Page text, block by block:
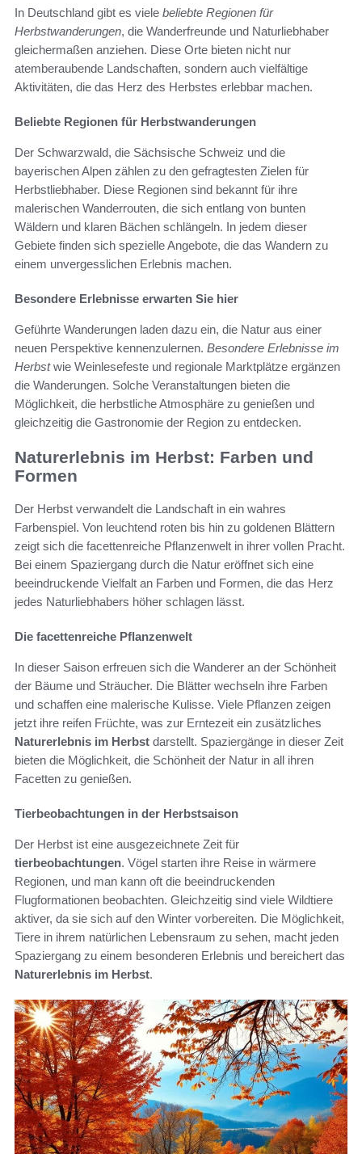
In Deutschland gibt es viele beliebte Regionen für
Herbstwanderungen, die Wanderfreunde und Naturliebhaber
gleichermaßen anziehen. Diese Orte bieten nicht nur
atemberaubende Landschaften, sondern auch vielfältige
Aktivitäten, die das Herz des Herbstes erlebbar machen.
Beliebte Regionen für Herbstwanderungen
Der Schwarzwald, die Sächsische Schweiz und die
bayerischen Alpen zählen zu den gefragtesten Zielen für
Herbstliebhaber. Diese Regionen sind bekannt für ihre
malerischen Wanderrouten, die sich entlang von bunten
Wäldern und klaren Bächen schlängeln. In jedem dieser
Gebiete finden sich spezielle Angebote, die das Wandern zu
einem unvergesslichen Erlebnis machen.
Besondere Erlebnisse erwarten Sie hier
Geführte Wanderungen laden dazu ein, die Natur aus einer
neuen Perspektive kennenzulernen. Besondere Erlebnisse im
Herbstwie Weinlesefeste und regionale Marktplätze ergänzen
die Wanderungen. Solche Veranstaltungen bieten die
Möglichkeit, die herbstliche Atmosphäre zu genießen und
gleichzeitig die Gastronomie der Region zu entdecken.
Naturerlebnis im Herbst: Farben und
Formen
Der Herbst verwandelt die Landschaft in ein wahres
Farbenspiel. Von leuchtend roten bis hin zu goldenen Blättern
zeigt sich die facettenreiche Pflanzenwelt in ihrer vollen Pracht.
Bei einem Spaziergang durch die Natur eröffnet sich eine
beeindruckende Vielfalt an Farben und Formen, die das Herz
jedes Naturliebhabers höher schlagen lässt.
Die facettenreiche Pflanzenwelt
In dieser Saison erfreuen sich die Wanderer an der Schönheit
der Bäume und Sträucher. Die Blätter wechseln ihre Farben
und schaffen eine malerische Kulisse. Viele Pflanzen zeigen
jetzt ihre reifen Früchte, was zur Erntezeit ein zusätzliches
Naturerlebnis im Herbst darstellt. Spaziergänge in dieser Zeit
bieten die Möglichkeit, die Schönheit der Natur in all ihren
Facetten zu genießen.
Tierbeobachtungen in der Herbstsaison
Der Herbst ist eine ausgezeichnete Zeit für
tierbeobachtungen. Vögel starten ihre Reise in wärmere
Regionen, und man kann oft die beeindruckenden
Flugformationen beobachten. Gleichzeitig sind viele Wildtiere
aktiver, da sie sich auf den Winter vorbereiten. Die Möglichkeit,
Tiere in ihrem natürlichen Lebensraum zu sehen, macht jeden
Spaziergang zu einem besonderen Erlebnis und bereichert das
Naturerlebnis im Herbst.